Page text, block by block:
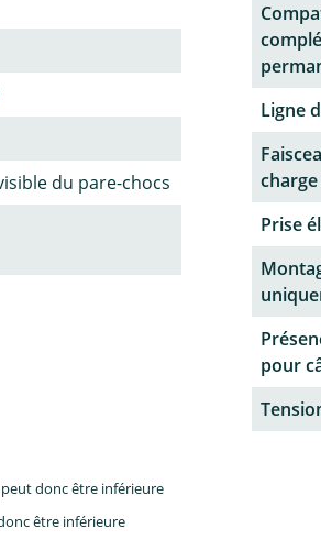
du pare-chocs
Ligne
charge
Prise
pour
donc être inférieure
être inférieure